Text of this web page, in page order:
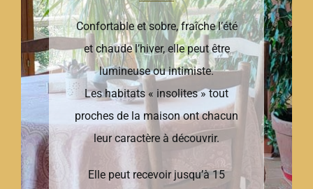
Confortable et sobre, fraîche l’été
et chaude l’hiver, elle peut être
lumineuse ou intimiste.
Les habitats « insolites » tout
proches de la maison ont chacun
leur caractère à découvrir.
Elle peut recevoir jusqu’à 15